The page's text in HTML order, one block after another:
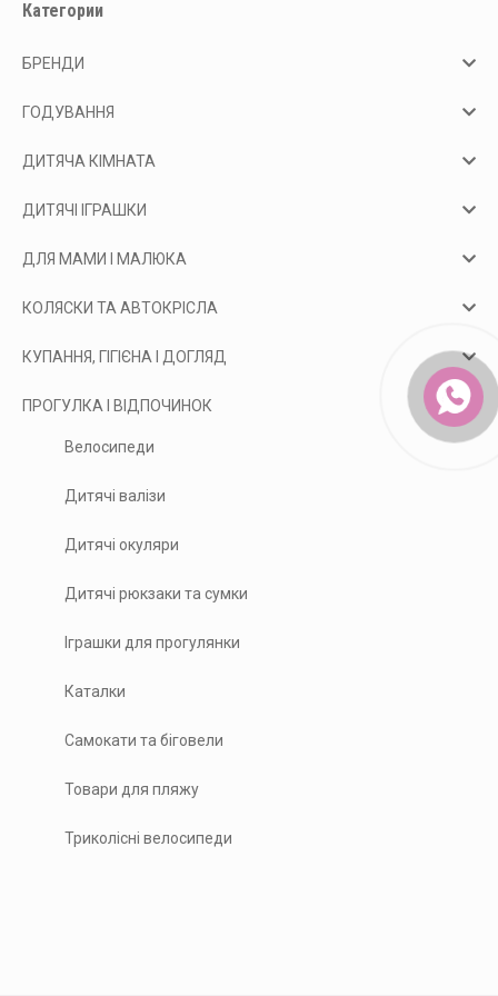
Категории
БРЕНДИ
ГОДУВАННЯ
ДИТЯЧА КІМНАТА
ДИТЯЧІ ІГРАШКИ
ДЛЯ МАМИ І МАЛЮКА
КОЛЯСКИ ТА АВТОКРІСЛА
КУПАННЯ, ГІГІЄНА І ДОГЛЯД
ПРОГУЛКА І ВІДПОЧИНОК
Велосипеди
Дитячі валізи
Дитячі окуляри
Дитячі рюкзаки та сумки
Іграшки для прогулянки
Каталки
Самокати та біговели
Товари для пляжу
Триколісні велосипеди